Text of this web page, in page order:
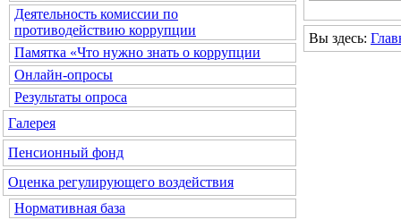
Деятельность комиссии по
противодействию коррупции
Памятка «Что нужно знать о коррупции
Онлайн-опросы
Результаты опроса
Галерея
Пенсионный фонд
Оценка регулирующего воздействия
Нормативная база
Вы здесь: